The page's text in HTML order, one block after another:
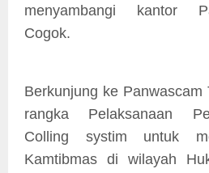
menyambangi kantor
Cogok.
Berkunjung ke Panwascam
rangka Pelaksanaan
Colling systim untuk
Kamtibmas di wilayah